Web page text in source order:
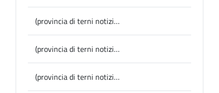
(provincia di terni notizie) Conferenza stampa in Provincia: presentazione dello Spazio d’Arte Aurelio De Felice al “Metelli” di Terni
(provincia di terni notizie) Ferranti annuncia lo stop all’uscita da Sviluppumbria: “la permanenza nella società conferma la strategia di rilancio del ruolo della Provincia a livello locale e regionale”
(provincia di terni notizie) Lugnano in Teverina, domani allo Spazio Fabrica il concerto-tributo a Franco Battiato